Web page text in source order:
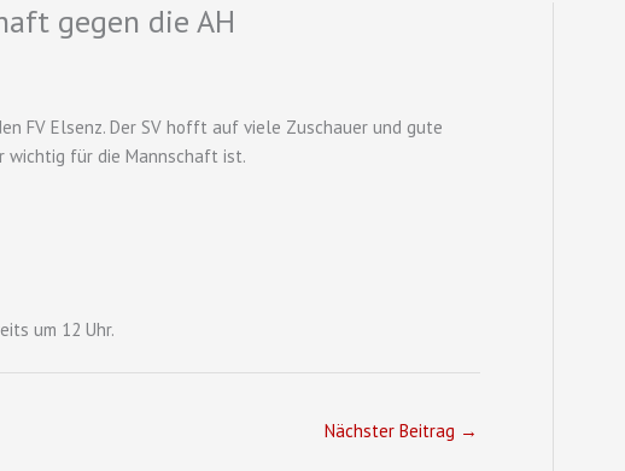
gegen die AH
FV Elsenz. Der SV hofft auf viele Zuschauer und gute
wichtig für die Mannschaft ist.
um 12 Uhr.
Nächster Beitrag →